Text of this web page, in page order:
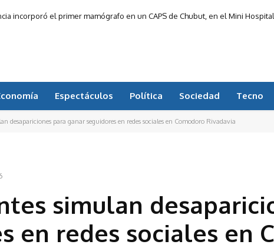
incorporó el primer mamógrafo en un CAPS de Chubut, en el Mini
Espectáculos Política Sociedad Tecno
desapariciones para ganar seguidores en redes sociales en Comodoro Rivadavia
simulan
en redes sociales en